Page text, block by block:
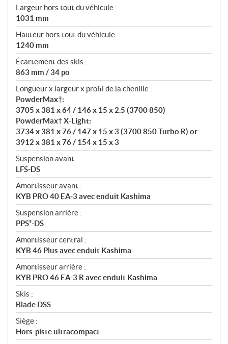
Largeur hors tout du véhicule :
1031 mm
Hauteur hors tout du véhicule :
1240 mm
Écartement des skis :
863 mm / 34 po
Longueur x largeur x profil de la chenille :
PowderMax†:
3705 x 381 x 64 / 146 x 15 x 2.5 (3700 850)
PowderMax† X-Light:
3734 x 381 x 76 / 147 x 15 x 3 (3700 850 Turbo R) or
3912 x 381 x 76 / 154 x 15 x 3
Suspension avant :
LFS-DS
Amortisseur avant :
KYB PRO 40 EA-3 avec enduit Kashima
Suspension arrière :
PPS³-DS
Amortisseur central :
KYB 46 Plus avec enduit Kashima
Amortisseur arrière :
KYB PRO 46 EA-3 R avec enduit Kashima
Skis :
Blade DSS
Siège :
Hors-piste ultracompact